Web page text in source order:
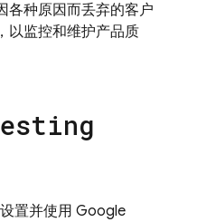
各种原因而丢弃的客户
以监控和维护产品质
置并使用 Google